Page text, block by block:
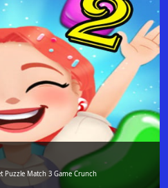
Puzzle Match 3 Game Crunch